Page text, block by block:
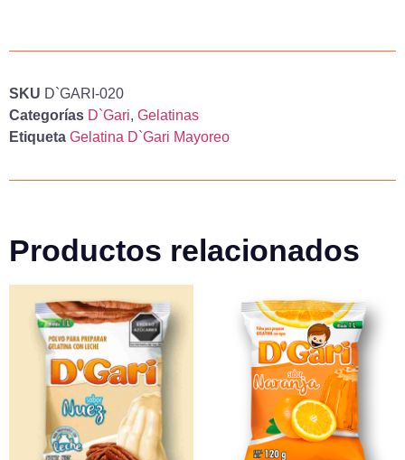
SKU D`GARI-020
Categorías D`Gari, Gelatinas
Etiqueta Gelatina D`Gari Mayoreo
Productos relacionados